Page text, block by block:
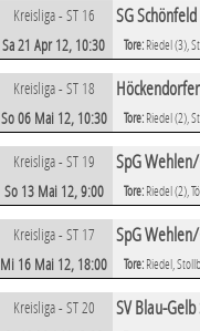
Kreisliga - ST 16 SG
Sa 21 Apr 12, 10:30 Tore: Riedel (3),
Kreisliga - ST 18
So 06 Mai 12, 10:30 Tore: Riedel (2),
Kreisliga - ST 19 SpG
So 13 Mai 12, 9:00 Tore: Riedel (2),
Kreisliga - ST 17 SpG
Mi 16 Mai 12, 18:00 Tore: Riedel,
Kreisliga - ST 20 SV Blau-